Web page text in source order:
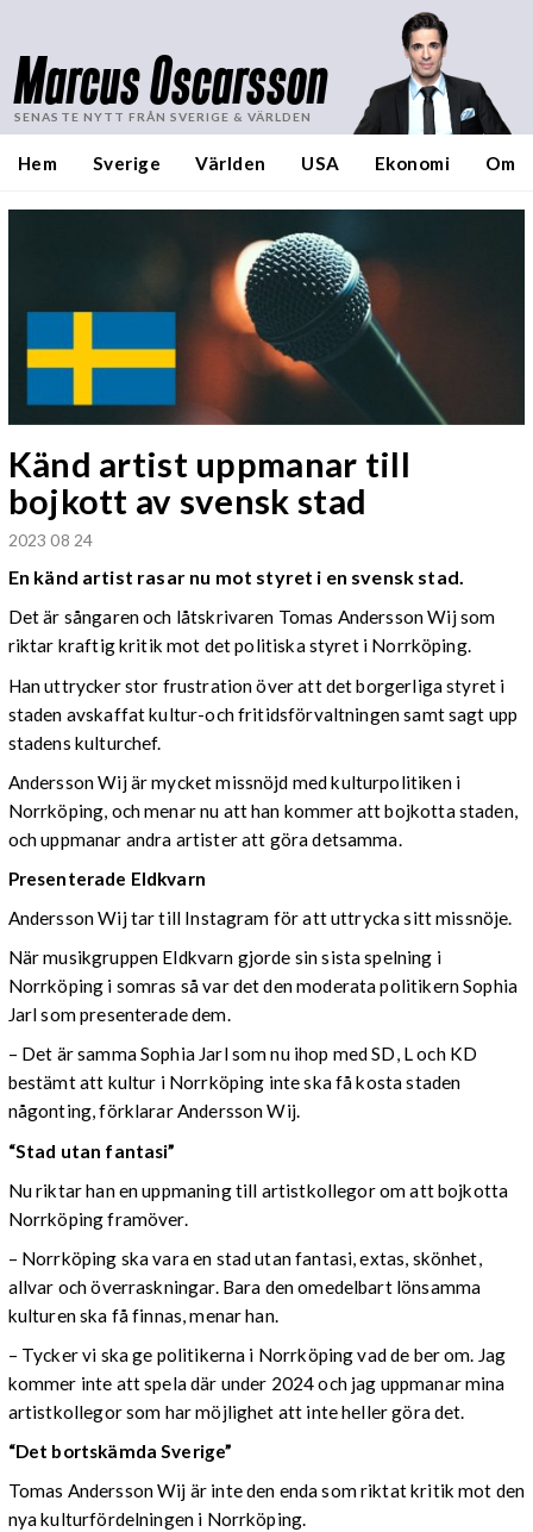
Marcus Oscarsson
SENASTE NYTT FRÅN SVERIGE & VÄRLDEN
Hem Sverige Världen USA Ekonomi Om
Känd artist uppmanar till
bojkott av svensk stad
2023 08 24
En känd artist rasar nu mot styret i en svensk stad.
Det är sångaren och låtskrivaren Tomas Andersson Wij som
riktar kraftig kritik mot det politiska styret i Norrköping.
Han uttrycker stor frustration över att det borgerliga styret i
staden avskaffat kultur-och fritidsförvaltningen samt sagt upp
stadens kulturchef.
Andersson Wij är mycket missnöjd med kulturpolitiken i
Norrköping, och menar nu att han kommer att bojkotta staden,
och uppmanar andra artister att göra detsamma.
Presenterade Eldkvarn
Andersson Wij tar till Instagram för att uttrycka sitt missnöje.
När musikgruppen Eldkvarn gjorde sin sista spelning i
Norrköping i somras så var det den moderata politikern Sophia
Jarl som presenterade dem.
– Det är samma Sophia Jarl som nu ihop med SD, L och KD
bestämt att kultur i Norrköping inte ska få kosta staden
någonting, förklarar Andersson Wij.
“Stad utan fantasi”
Nu riktar han en uppmaning till artistkollegor om att bojkotta
Norrköping framöver.
– Norrköping ska vara en stad utan fantasi, extas, skönhet,
allvar och överraskningar. Bara den omedelbart lönsamma
kulturen ska få finnas, menar han.
– Tycker vi ska ge politikerna i Norrköping vad de ber om. Jag
kommer inte att spela där under 2024 och jag uppmanar mina
artistkollegor som har möjlighet att inte heller göra det.
“Det bortskämda Sverige”
Tomas Andersson Wij är inte den enda som riktat kritik mot den
nya kulturfördelningen i Norrköping.